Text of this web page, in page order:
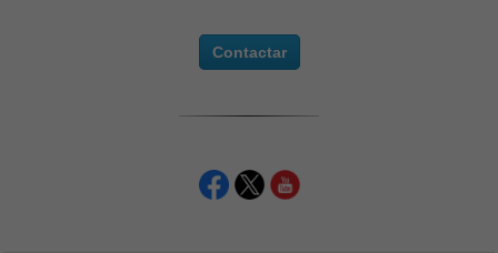
Contactar